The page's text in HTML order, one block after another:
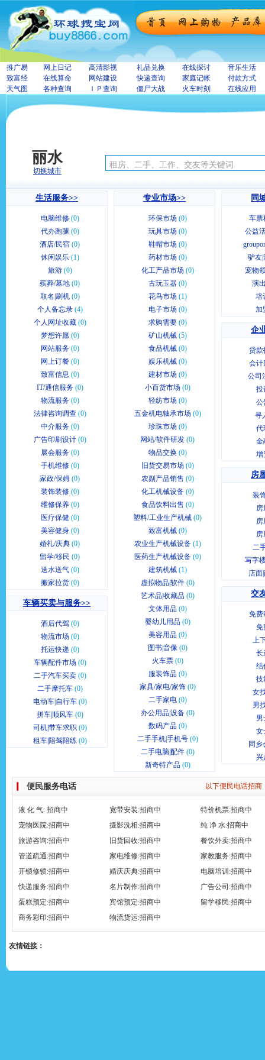
推广易 网上日记 高清影视 礼品兑换 在线探讨
音乐生活
致富经
在线算命 网站建设 快递查询 家庭记帐
付款方式
天气图
各种查询 ＩＰ查询 僵尸大战 火车时刻 在线应用
丽水
切换城市
生活服务>>
电脑维修 (0)
代办跑腿 (0)
酒店/民宿 (0)
休闲娱乐 (1)
旅游 (0)
殡葬/墓地 (0)
取名|刷机 (0)
个人备忘录 (4)
个人网址收藏 (0)
梦想许愿 (0)
网站服务 (0)
网上订餐 (0)
致富信息 (0)
IT/通信服务 (0)
物流服务 (0)
法律咨询调查 (0)
中介服务 (0)
广告印刷设计 (0)
展会服务 (0)
手机维修 (0)
家政/保姆 (0)
装饰装修 (0)
维修保养 (0)
医疗保健 (0)
美容健身 (0)
婚礼/庆典 (0)
留学/移民 (0)
送水送气 (0)
搬家拉货 (0)
车辆买卖与服务>>
酒后代驾 (0)
物流市场 (0)
托运快递 (0)
车辆配件市场 (0)
二手汽车买卖 (0)
二手摩托车 (0)
电动车|自行车 (0)
拼车|顺风车 (0)
司机|带车求职 (0)
租车|陪驾陪练 (0)
专业市场>>
环保市场 (0)
玩具市场 (0)
鞋帽市场 (0)
药材市场 (0)
化工产品市场 (0)
古玩玉器 (0)
花鸟市场 (1)
电子市场 (0)
求购需要 (0)
矿山机械 (5)
食品机械 (0)
娱乐机械 (0)
建材市场 (0)
小百货市场 (0)
轻纺市场 (0)
五金机电轴承市场 (0)
珍珠市场 (0)
网站/软件研发 (0)
物品交换 (0)
旧货交易市场 (0)
农副产品销售 (0)
化工机械设备 (0)
食品饮料出售 (0)
塑料/工业生产机械 (0)
致富机械 (0)
农业生产机械设备 (1)
医药生产机械设备 (0)
建筑机械 (1)
虚拟物品|软件 (0)
艺术品|收藏品 (0)
文体用品 (0)
婴幼儿用品 (0)
美容用品 (0)
图书|音像 (0)
火车票 (0)
服装饰品 (0)
家具/家电/家饰 (0)
二手家电 (0)
办公用品|设备 (0)
数码产品 (0)
二手手机|手机号 (0)
二手电脑|配件 (0)
新奇特产品 (0)
同
车票
公益
驴友|
宠物
演
培
加
企
贷款
会计
公司
投
公
寻
代
金
增
房
装
房
房
房
二
写字
店面
交
免费
免
上
长
结
技
女
男
男
女
同乡
兴
以下便民电话招
便民服务电话
液 化 气: 招商中 宽带安装:招商中
特价机票:招商中
宠物医院:招商中
摄影洗相:招商中
纯 净 水:招商中
旅游咨询:招商中
旧货回收:招商中
餐饮外卖:招商中
管道疏通:招商中
家电维修:招商中
家教服务:招商中
开锁修锁:招商中
婚庆庆典:招商中
电脑培训:招商中
快递服务:招商中
名片制作:招商中
广告公司:招商中
蛋糕预定:招商中
宾馆预定:招商中
留学移民:招商中
商务彩印:招商中
物流货运:招商中
友情链接：